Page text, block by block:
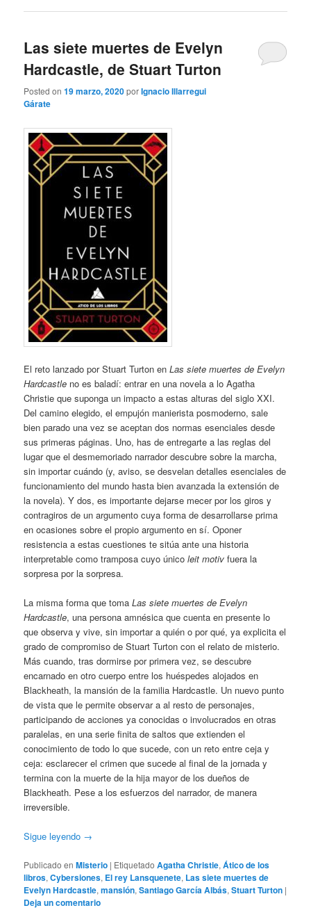
Las siete muertes de Evelyn
Hardcastle, de Stuart Turton
Posted on19 marzo, 2020porIgnacio Illarregui
Gárate
El reto lanzado por Stuart Turton enLas siete muertes de Evelyn
Hardcastle no es baladí: entrar en una novela a lo Agatha
Christie que suponga un impacto a estas alturas del siglo XXI.
Del camino elegido, el empujón manierista posmoderno, sale
bien parado una vez se aceptan dos normas esenciales desde
sus primeras páginas. Uno, has de entregarte a las reglas del
lugar que el desmemoriado narrador descubre sobre la marcha,
sin importar cuándo (y, aviso, se desvelan detalles esenciales de
funcionamiento del mundo hasta bien avanzada la extensión de
la novela). Y dos, es importante dejarse mecer por los giros y
contragiros de un argumento cuya forma de desarrollarse prima
en ocasiones sobre el propio argumento en sí. Oponer
resistencia a estas cuestiones te sitúa ante una historia
interpretable como tramposa cuyo únicoleit motiv fuera la
sorpresa por la sorpresa.
La misma forma que tomaLas siete muertes de Evelyn
Hardcastle, una persona amnésica que cuenta en presente lo
que observa y vive, sin importar a quién o por qué, ya explicita el
grado de compromiso de Stuart Turton con el relato de misterio.
Más cuando, tras dormirse por primera vez, se descubre
encarnado en otro cuerpo entre los huéspedes alojados en
Blackheath, la mansión de la familia Hardcastle. Un nuevo punto
de vista que le permite observar a al resto de personajes,
participando de acciones ya conocidas o involucrados en otras
paralelas, en una serie finita de saltos que extienden el
conocimiento de todo lo que sucede, con un reto entre ceja y
ceja: esclarecer el crimen que sucede al final de la jornada y
termina con la muerte de la hija mayor de los dueños de
Blackheath. Pese a los esfuerzos del narrador, de manera
irreversible.
Sigue leyendo →
Publicado en Misterio | Etiquetado Agatha Christie,Ático de los
libros,Cybersiones, El rey Lansquenete, Las siete muertes de
Evelyn Hardcastle,mansión,Santiago García Albás,Stuart Turton |
Deja un comentario